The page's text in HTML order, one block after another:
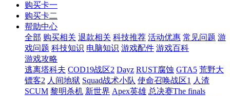
购买卡一
购买卡二
帮助中心
全部 购买相关 退款相关 科技推荐 活动优惠 常见问题 游
戏问题 科技知识 电脑知识 游戏配件 游戏百科
游戏攻略
逃离塔科夫 COD19战区2 Dayz RUST腐蚀 GTA5 荒野大
镖客2 人间地狱 Squad战术小队 使命召唤战区1 人渣
SCUM 黎明杀机 新世界 Apex英雄 总决赛The finals